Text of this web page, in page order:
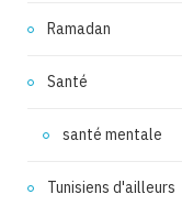
Ramadan
Santé
santé mentale
Tunisiens d'ailleurs